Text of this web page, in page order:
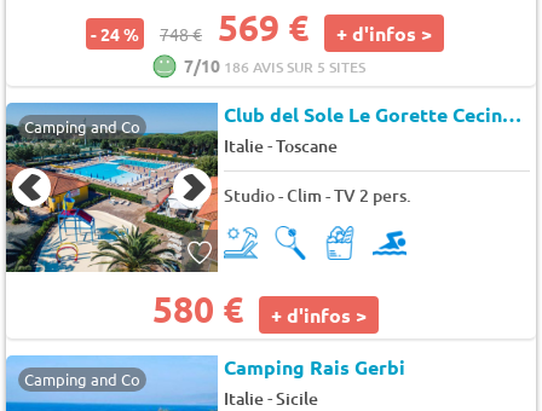
- 24 % 748 € 569 € + d'infos >
7/10 186 AVIS SUR 5 SITES
Camping and Co Club del Sole Le Gorette Cecina Easy Camping Village
Italie-Toscane
Studio - Clim - TV 2 pers.
580 € + d'infos >
Camping and Co Camping Rais Gerbi
Italie-Sicile